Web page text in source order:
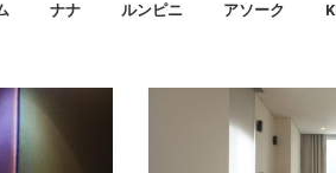
ナナ ルンピニ アソーク